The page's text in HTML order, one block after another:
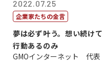
2022.07.25
企業家たちの金言
夢は必ず叶う。想い続けて
行動あるのみ
GMOインターネット 代表